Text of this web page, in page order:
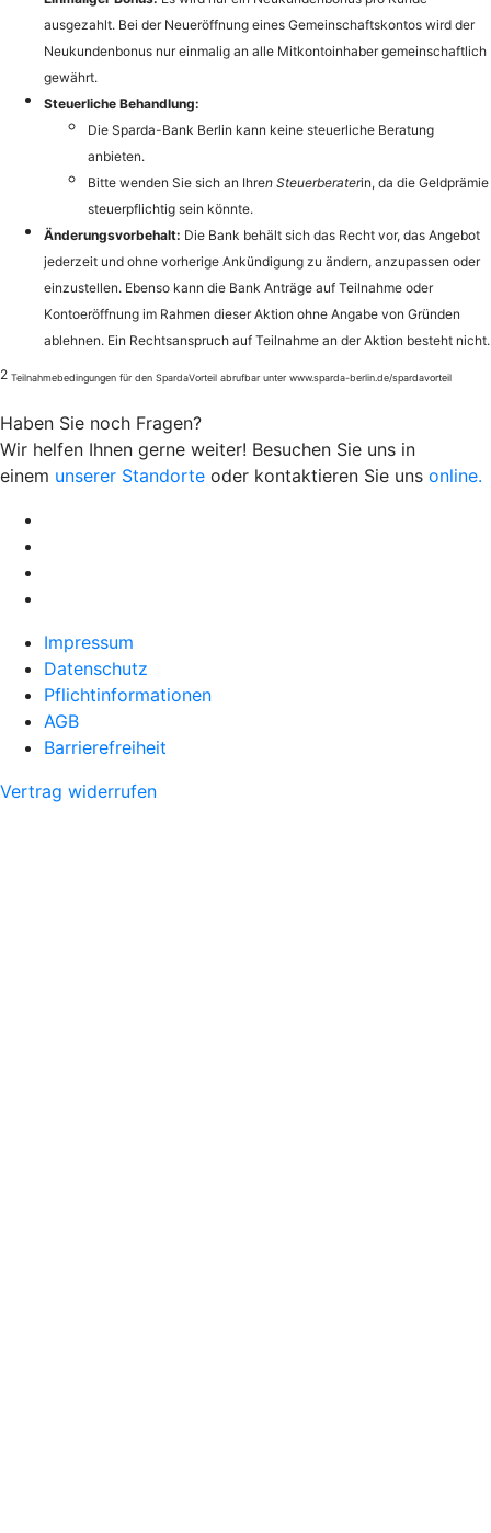
ausgezahlt. Bei der Neueröffnung eines Gemeinschaftskontos wird der
Neukundenbonus nur einmalig an alle Mitkontoinhaber gemeinschaftlich
gewährt.
Steuerliche Behandlung:
Die Sparda-Bank Berlin kann keine steuerliche Beratung
anbieten.
Bitte wenden Sie sich an Ihren Steuerberaterin, da die Geldprämie
steuerpflichtig sein könnte.
Änderungsvorbehalt: Die Bank behält sich das Recht vor, das Angebot
jederzeit und ohne vorherige Ankündigung zu ändern, anzupassen oder
einzustellen. Ebenso kann die Bank Anträge auf Teilnahme oder
Kontoeröffnung im Rahmen dieser Aktion ohne Angabe von Gründen
ablehnen. Ein Rechtsanspruch auf Teilnahme an der Aktion besteht nicht.
2 Teilnahmebedingungen für den SpardaVorteil abrufbar unter www.sparda-berlin.de/spardavorteil
Haben Sie noch Fragen?
Wir helfen Ihnen gerne weiter! Besuchen Sie uns in
einem unserer Standorte oder kontaktieren Sie uns online.
Impressum
Datenschutz
Pflichtinformationen
AGB
Barrierefreiheit
Vertrag widerrufen